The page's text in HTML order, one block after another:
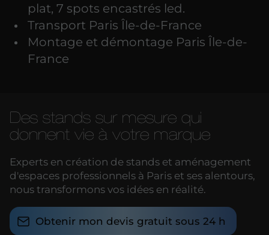
plat, 7 spots encastrés led.
Transport Paris Île-de-France
Montage et démontage Paris Île-de-
France
Des stands sur mesure qui
donnent vie à votre marque
Experts en création de stands et aménagement
d'espaces professionnels à Paris et ses alentours,
nous transformons vos idées en réalité.
Obtenir mon devis gratuit sous 24 h